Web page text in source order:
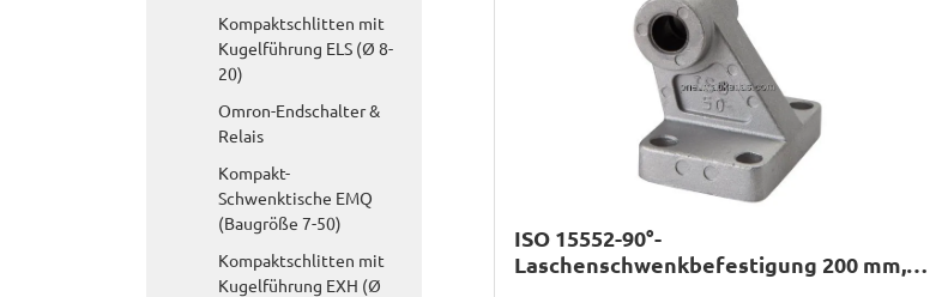
Kompaktschlitten mit
Kugelführung ELS (Ø 8-
20)
Omron-Endschalter &
Relais
Kompakt-
Schwenktische EMQ
(Baugröße 7-50)
Kompaktschlitten mit
Kugelführung EXH (Ø
ISO 15552-90°-
Laschenschwenkbefestigung 200 mm,